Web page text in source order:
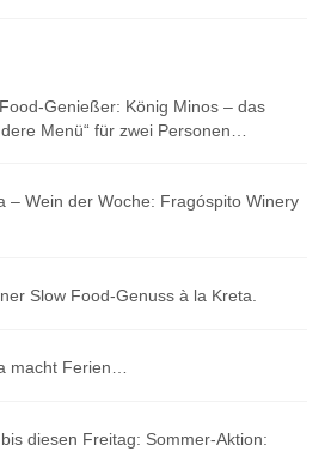
Genießer: König Minos – das
Menü“ für zwei Personen…
– Wein der Woche: Fragóspito Winery
Slow Food-Genuss à la Kreta.
macht Ferien…
diesen Freitag: Sommer-Aktion: